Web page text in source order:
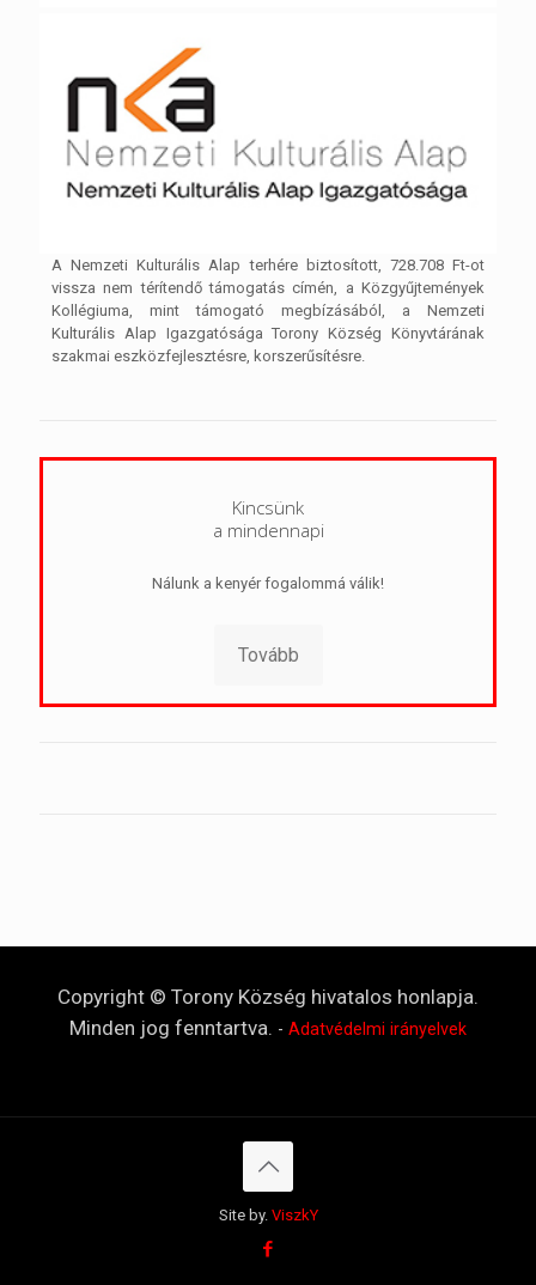
A Nemzeti Kulturális Alap terhére biztosított, 728.708 Ft-ot
vissza nem térítendő támogatás címén, a Közgyűjtemények
Kollégiuma, mint támogató megbízásából, a Nemzeti
Kulturális Alap Igazgatósága Torony Község Könyvtárának
szakmai eszközfejlesztésre, korszerűsítésre.
Kincsünk
a mindennapi
Nálunk a kenyér fogalommá válik!
Tovább
Copyright © Torony Község hivatalos honlapja.
Minden jog fenntartva. - Adatvédelmi irányelvek
Site by. ViszkY